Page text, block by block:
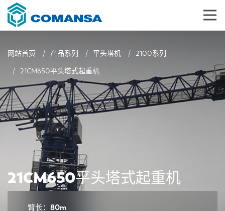
网站首页 产品系列 平头塔机 2100系列
21CM650平头塔式起重机
21CM650平头塔式起重机
臂长：80m